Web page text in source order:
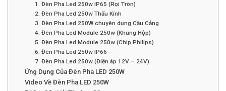
1. Đèn Pha Led 250w IP65 (Rọi Tròn)
2. Đèn Pha Led 250w Thấu Kính
3. Đèn Pha Led 250W chuyên dụng Cầu Cảng
4. Đèn Pha Led Module 250w (Khung Hộp)
5. Đèn Pha Led Module 250w (Chip Philips)
6. Đèn Pha Led 250w IP66
7. Đèn Pha Led 250w (Điện áp 12V – 24V)
Ứng Dụng Của Đèn Pha LED 250W
Video Về Đèn Pha LED 250W